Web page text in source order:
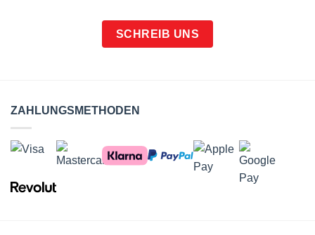
SCHREIB UNS
ZAHLUNGSMETHODEN